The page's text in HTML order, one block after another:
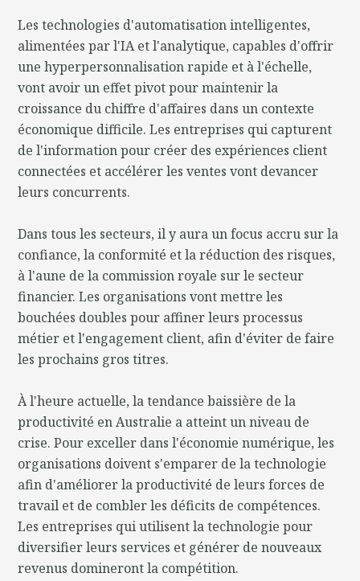
Les technologies d'automatisation intelligentes,
alimentées par l'IA et l'analytique, capables d'offrir
une hyperpersonnalisation rapide et à l'échelle,
vont avoir un effet pivot pour maintenir la
croissance du chiffre d'affaires dans un contexte
économique difficile. Les entreprises qui capturent
de l'information pour créer des expériences client
connectées et accélérer les ventes vont devancer
leurs concurrents.
Dans tous les secteurs, il y aura un focus accru sur la
confiance, la conformité et la réduction des risques,
à l'aune de la commission royale sur le secteur
financier. Les organisations vont mettre les
bouchées doubles pour affiner leurs processus
métier et l'engagement client, afin d'éviter de faire
les prochains gros titres.
À l'heure actuelle, la tendance baissière de la
productivité en Australie a atteint un niveau de
crise. Pour exceller dans l'économie numérique, les
organisations doivent s'emparer de la technologie
afin d'améliorer la productivité de leurs forces de
travail et de combler les déficits de compétences.
Les entreprises qui utilisent la technologie pour
diversifier leurs services et générer de nouveaux
revenus domineront la compétition.